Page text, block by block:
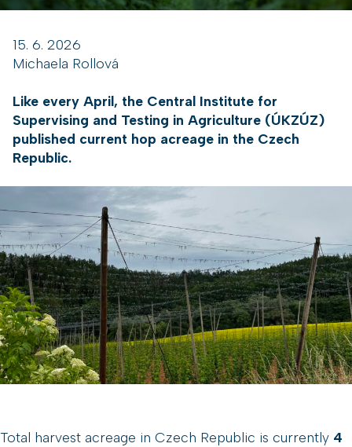
15. 6. 2026
Michaela Rollová
Like every April, the Central Institute for
Supervising and Testing in Agriculture (ÚKZÚZ)
published current hop acreage in the Czech
Republic.
Total harvest acreage in Czech Republic is currently 4